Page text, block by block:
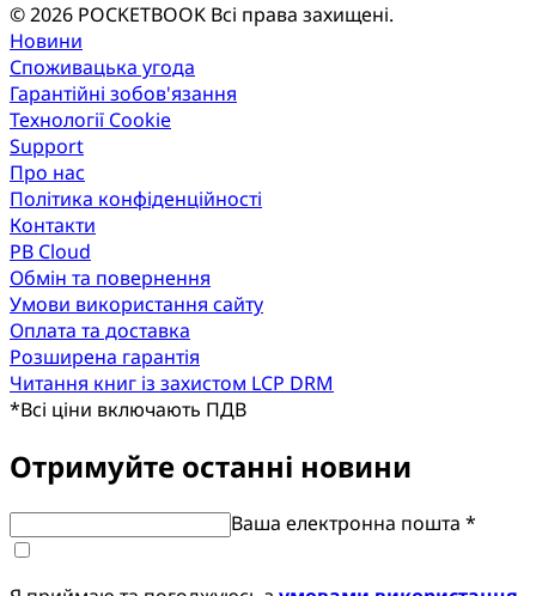
© 2026 POCKETBOOK Всі права захищені.
Новини
Споживацька угода
Гарантійні зобов'язання
Технології Cookie
Support
Про нас
Політика конфіденційності
Контакти
PB Cloud
Обмін та повернення
Умови використання сайту
Оплата та доставка
Розширена гарантія
Читання книг із захистом LCP DRM
*Всі ціни включають ПДВ
Отримуйте останні новини
Ваша електронна пошта *